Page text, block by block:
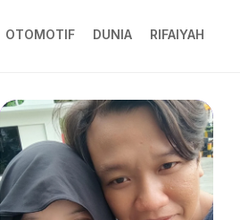
OTOMOTIF DUNIA RIFAIYAH